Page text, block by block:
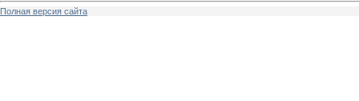
Полная версия сайта